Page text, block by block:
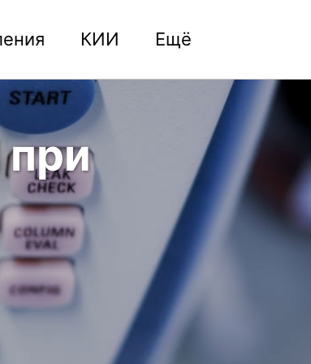
КИИ Ещё